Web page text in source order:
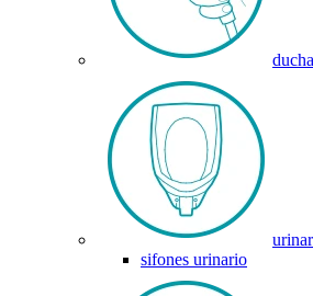
sifones urinario